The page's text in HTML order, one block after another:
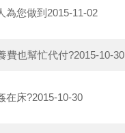
為您做到 2015-11-02
費也幫忙代付?2015-10-30
在床?2015-10-30